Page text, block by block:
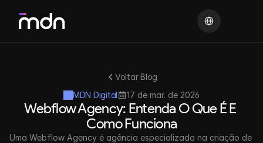
MDN Digital 17 de mar. de 2026
Webflow Agency: Entenda O Que É E
Como Funciona
Uma Webflow Agency é agência especializada na criação de
Voltar Blog